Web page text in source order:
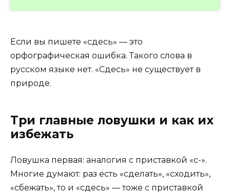
Если вы пишете «сдесь» — это
орфографическая ошибка. Такого слова в
русском языке нет. «Сдесь» не существует в
природе.
Три главные ловушки и как их
избежать
Ловушка первая: аналогия с приставкой «с-».
Многие думают: раз есть «сделать», «сходить»,
«сбежать», то и «сдесь» — тоже с приставкой